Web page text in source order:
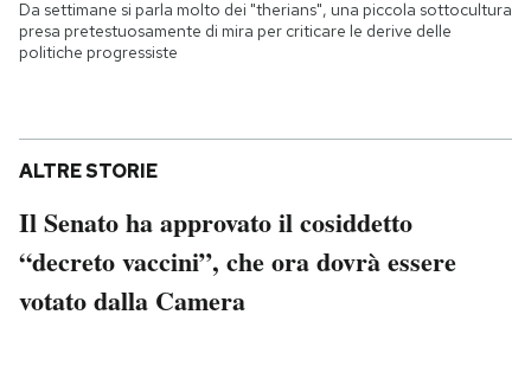
Da settimane si parla molto dei "therians", una piccola sottocultura
presa pretestuosamente di mira per criticare le derive delle
politiche progressiste
ALTRE STORIE
Il Senato ha approvato il cosiddetto
“decreto vaccini”, che ora dovrà essere
votato dalla Camera